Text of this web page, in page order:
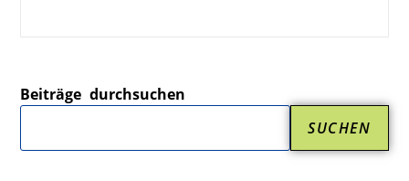
Beiträge durchsuchen
SUCHEN